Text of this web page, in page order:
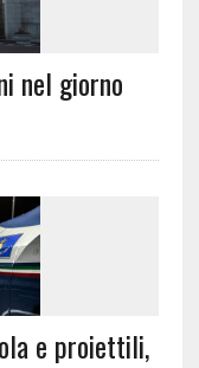
nel giorno
e proiettili,